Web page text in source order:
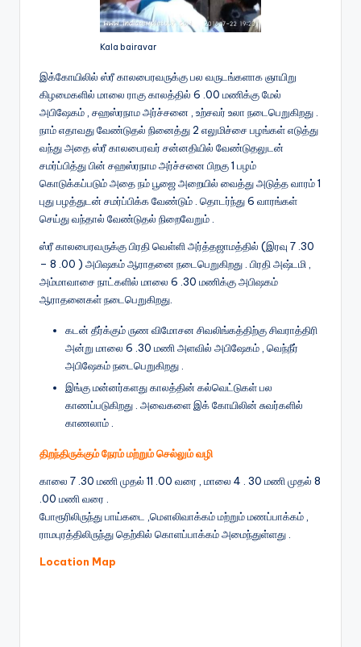
Kala bairavar
இக்கோயிலில் ஸ்ரீ காலபைரவருக்கு பல வருடங்களாக ஞாயிறு
கிழமைகளில் மாலை ராகு காலத்தில் 6 .00 மணிக்கு மேல்
அபிஷேகம் , சஹஸ்ரநாம அர்ச்சனை , உற்சவர் உலா நடைபெறுகிறது .
நாம் எதாவது வேண்டுதல் நினைத்து 2 எலுமிச்சை பழங்கள் எடுத்து
வந்து அதை ஸ்ரீ காலபைரவர் சன்னதியில் வேண்டுதலுடன்
சமர்ப்பித்து பின் சஹஸ்ரநாம அர்ச்சனை பிறகு 1 பழம்
கொடுக்கப்படும் அதை நம் பூஜை அறையில் வைத்து அடுத்த வாரம் 1
புது பழத்துடன் சமர்ப்பிக்க வேண்டும் . தொடர்ந்து 6 வாரங்கள்
செய்து வந்தால் வேண்டுதல் நிறைவேறும் .
ஸ்ரீ காலபைரவருக்கு பிரதி வெள்ளி அர்த்தஜாமத்தில் (இரவு 7 .30
– 8 .00 ) அபிஷகம் ஆராதனை நடைபெறுகிறது . பிரதி அஷ்டமி ,
அம்மாவாசை நாட்களில் மாலை 6 .30 மணிக்கு அபிஷகம்
ஆராதனைகள் நடைபெறுகிறது.
கடன் தீர்க்கும் ருண விமோசன சிவலிங்கத்திற்கு சிவராத்திரி
அன்று மாலை 6 .30 மணி அளவில் அபிஷேகம் , வெந்நீர்
அபிஷேகம் நடைபெறுகிறது .
இங்கு மன்னர்களது காலத்தின் கல்வெட்டுகள் பல
காணப்படுகிறது . அவைகளை இக் கோயிலின் சுவர்களில்
காணலாம் .
திறந்திருக்கும் நேரம் மற்றும் செல்லும் வழி
காலை 7 .30 மணி முதல் 11 .00 வரை , மாலை 4 . 30 மணி முதல் 8
.00 மணி வரை .
போரூரிலிருந்து பாய்கடை ,மௌலிவாக்கம் மற்றும் மணப்பாக்கம் ,
ராமபுரத்திலிருந்து தெற்கில் கொளப்பாக்கம் அமைந்துள்ளது .
Location Map